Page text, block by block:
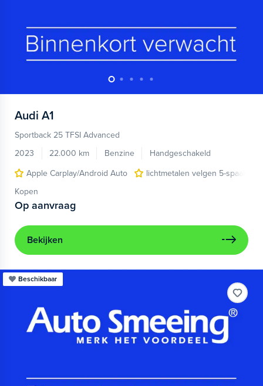
Audi A1
Sportback 25 TFSI Advanced
2023
22.000 km Benzine
Handgeschakeld
Apple Carplay/Android Auto
lichtmetalen velgen 5-spaaks
Kopen
Op aanvraag
Bekijken
Beschikbaar